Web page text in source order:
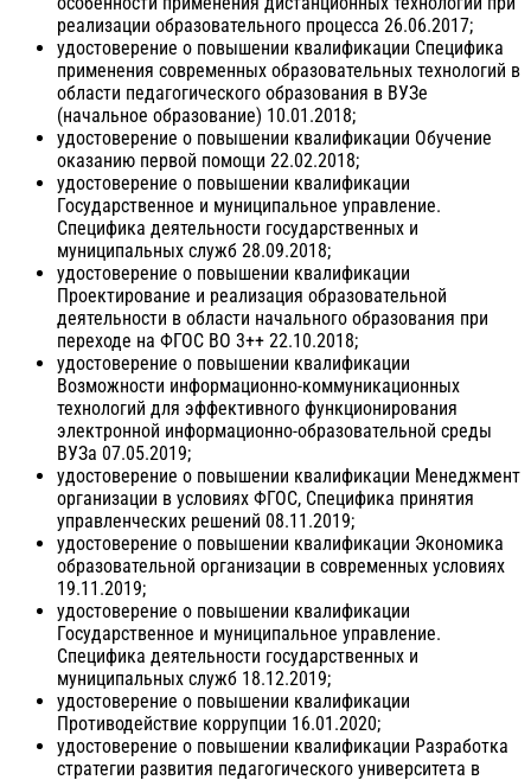
реализации образовательного процесса 26.06.2017;
удостоверение о повышении квалификации Специфика
применения современных образовательных технологий в
области педагогического образования в ВУЗе
(начальное образование) 10.01.2018;
удостоверение о повышении квалификации Обучение
оказанию первой помощи 22.02.2018;
удостоверение о повышении квалификации
Государственное и муниципальное управление.
Специфика деятельности государственных и
муниципальных служб 28.09.2018;
удостоверение о повышении квалификации
Проектирование и реализация образовательной
деятельности в области начального образования при
переходе на ФГОС ВО 3++ 22.10.2018;
удостоверение о повышении квалификации
Возможности информационно-коммуникационных
технологий для эффективного функционирования
электронной информационно-образовательной среды
ВУЗа 07.05.2019;
удостоверение о повышении квалификации Менеджмент
организации в условиях ФГОС, Специфика принятия
управленческих решений 08.11.2019;
удостоверение о повышении квалификации Экономика
образовательной организации в современных условиях
19.11.2019;
удостоверение о повышении квалификации
Государственное и муниципальное управление.
Специфика деятельности государственных и
муниципальных служб 18.12.2019;
удостоверение о повышении квалификации
Противодействие коррупции 16.01.2020;
удостоверение о повышении квалификации Разработка
стратегии развития педагогического университета в